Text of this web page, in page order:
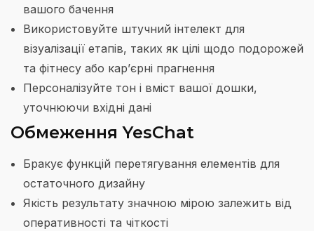
вашого бачення
Використовуйте штучний інтелект для
візуалізації етапів, таких як цілі щодо подорожей
та фітнесу або кар’єрні прагнення
Персоналізуйте тон і вміст вашої дошки,
уточнюючи вхідні дані
Обмеження YesChat
Бракує функцій перетягування елементів для
остаточного дизайну
Якість результату значною мірою залежить від
оперативності та чіткості